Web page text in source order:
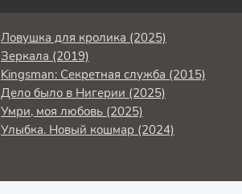
Ловушка для кролика (2025)
Зеркала (2019)
Kingsman: Секретная служба (2015)
Дело было в Нигерии (2025)
Умри, моя любовь (2025)
Улыбка. Новый кошмар (2024)